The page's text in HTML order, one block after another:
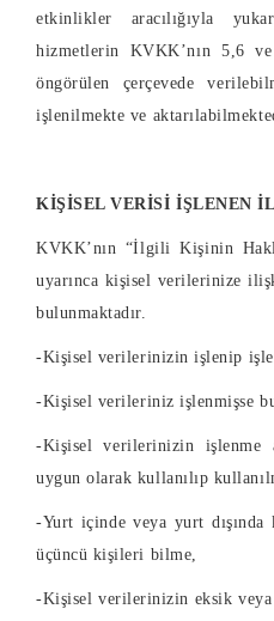
etkinlikler aracılığıyla
hizmetlerin KVKK’nın 5,6
öngörülen çerçevede
işlenilmekte ve
KİŞİSEL VERİSİ İŞLENEN
KVKK’nın “İlgili Kişinin
uyarınca kişisel verilerinize
bulunmaktadır.
-Kişisel verilerinizin işlenip
-Kişisel verileriniz işlenmişse
-Kişisel verilerinizin işlenme
uygun olarak kullanılıp
-Yurt içinde veya yurt dışında
üçüncü kişileri bilme,
-Kişisel verilerinizin eksik veya